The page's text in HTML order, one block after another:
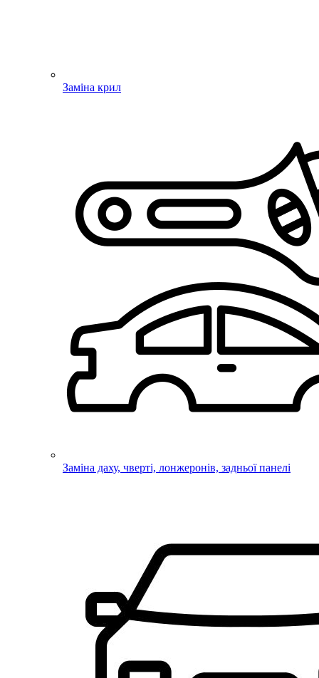
Заміна крил
Заміна даху, чверті, лонжеронів, задньої панелі